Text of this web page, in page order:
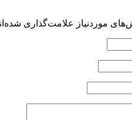
موردنیاز علامت‌گذاری